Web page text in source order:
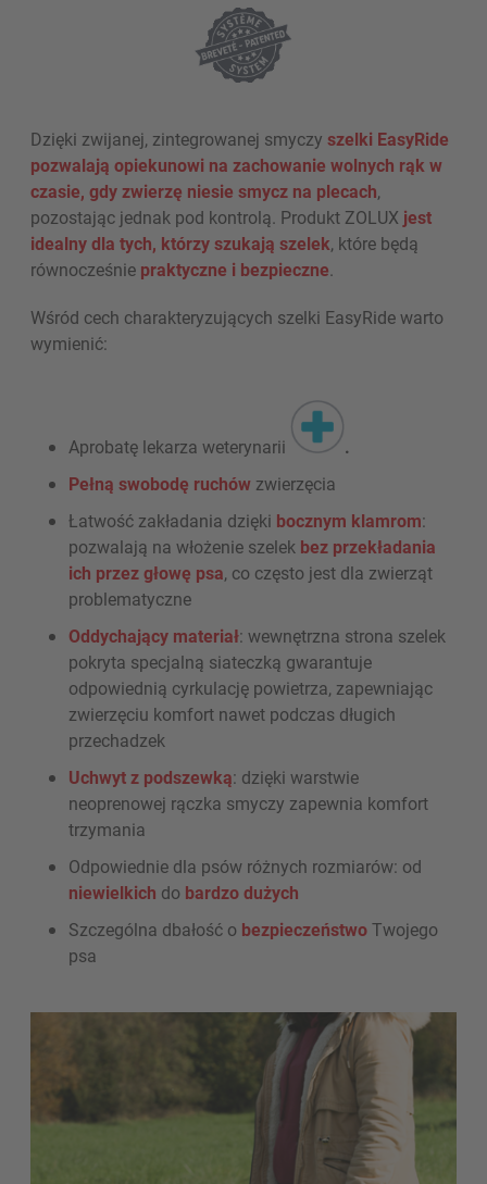
Dzięki zwijanej, zintegrowanej smyczy szelki EasyRide
pozwalają opiekunowi na zachowanie wolnych rąk w
czasie, gdy zwierzę niesie smycz na plecach,
pozostając jednak pod kontrolą. Produkt ZOLUX jest
idealny dla tych, którzy szukają szelek, które będą
równocześnie praktyczne i bezpieczne.
Wśród cech charakteryzujących szelki EasyRide warto
wymienić:
Aprobatę lekarza weterynarii
.
Pełną swobodę ruchów zwierzęcia
Łatwość zakładania dzięki bocznym klamrom:
pozwalają na włożenie szelek bez przekładania
ich przez głowę psa, co często jest dla zwierząt
problematyczne
Oddychający materiał: wewnętrzna strona szelek
pokryta specjalną siateczką gwarantuje
odpowiednią cyrkulację powietrza, zapewniając
zwierzęciu komfort nawet podczas długich
przechadzek
Uchwyt z podszewką: dzięki warstwie
neoprenowej rączka smyczy zapewnia komfort
trzymania
Odpowiednie dla psów różnych rozmiarów: od
niewielkich do bardzo dużych
Szczególna dbałość o bezpieczeństwoTwojego
psa